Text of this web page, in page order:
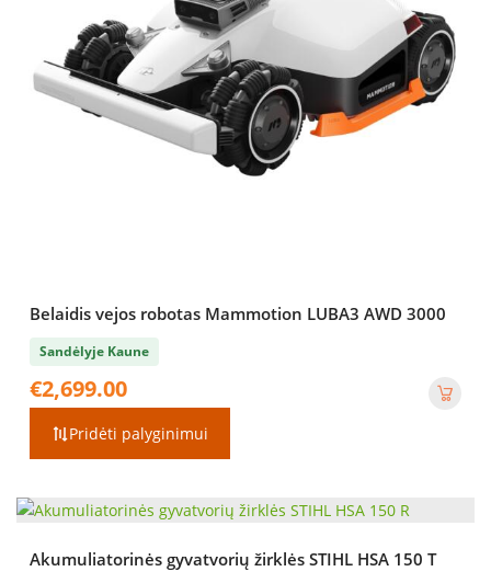
Belaidis vejos robotas Mammotion LUBA3 AWD 3000
Sandėlyje Kaune
€2,699.00
Pridėti palyginimui
Akumuliatorinės gyvatvorių žirklės STIHL HSA 150 T